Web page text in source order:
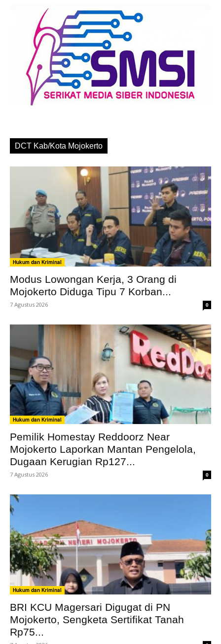
DCT Kab/Kota Mojokerto
Hukum dan Kriminal
Modus Lowongan Kerja, 3 Orang di
Mojokerto Diduga Tipu 7 Korban...
7 Agustus 2026 0
Hukum dan Kriminal
Pemilik Homestay Reddoorz Near
Mojokerto Laporkan Mantan Pengelola,
Dugaan Kerugian Rp127...
7 Agustus 2026 0
Hukum dan Kriminal
BRI KCU Magersari Digugat di PN
Mojokerto, Sengketa Sertifikat Tanah
Rp75...